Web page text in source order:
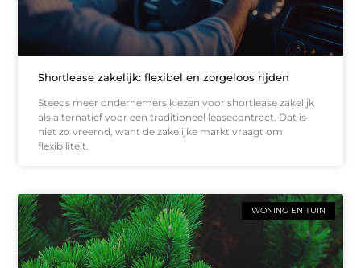
Shortlease zakelijk: flexibel en zorgeloos rijden
Steeds meer ondernemers kiezen voor shortlease zakelijk
als alternatief voor een traditioneel leasecontract. Dat is
niet zo vreemd, want de zakelijke markt vraagt om
flexibiliteit.
WONING EN TUIN